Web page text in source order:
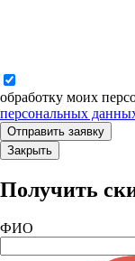
обработку моих
персональных
Закрыть
Получить
ФИО